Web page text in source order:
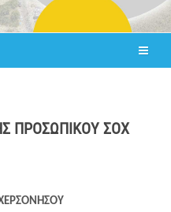
ΠΡΟΣΩΠΙΚΟΥ ΣΟΧ